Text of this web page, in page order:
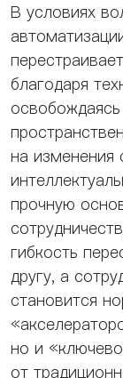
В условиях
благодаря
на изменения
прочную
гибкость
другу, а
становится
но и
от